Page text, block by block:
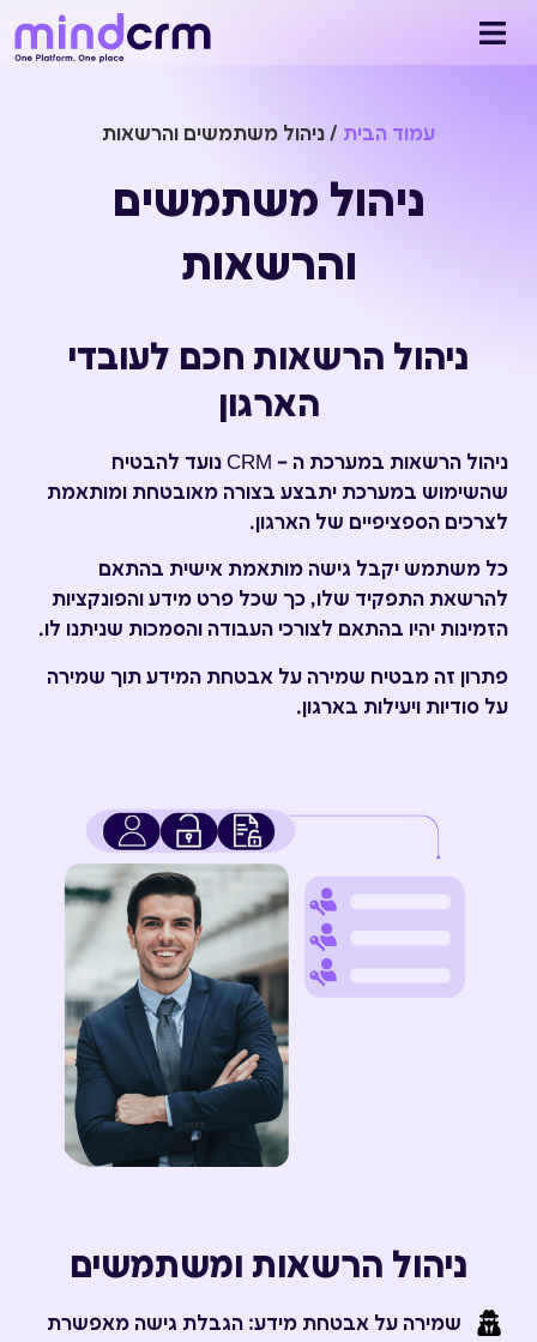
עמוד הבית / ניהול משתמשים והרשאות
ניהול משתמשים
והרשאות
ניהול הרשאות חכם לעובדי
הארגון
ניהול הרשאות במערכת ה – CRM נועד להבטיח
שהשימוש במערכת יתבצע בצורה מאובטחת ומותאמת
לצרכים הספציפיים של הארגון.
כל משתמש יקבל גישה מותאמת אישית בהתאם
להרשאת התפקיד שלו, כך שכל פרט מידע והפונקציות
הזמינות יהיו בהתאם לצורכי העבודה והסמכות שניתנו לו.
פתרון זה מבטיח שמירה על אבטחת המידע תוך שמירה
על סודיות ויעילות בארגון.
ניהול הרשאות ומשתמשים
שמירה על אבטחת מידע: הגבלת גישה מאפשרת